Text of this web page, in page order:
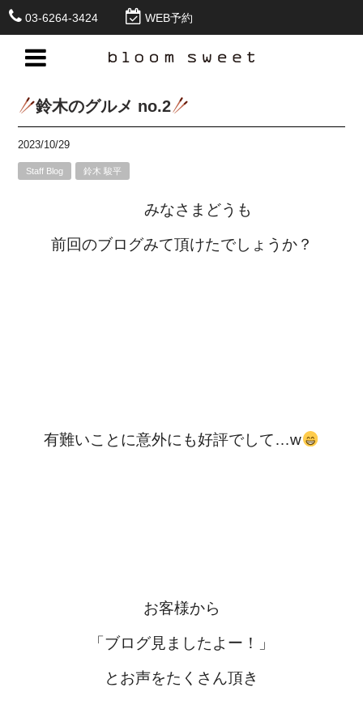
03-6264-3424 WEB予約
鈴木のグルメ no.2
2023/10/29
Staff Blog 鈴木 駿平
みなさまどうも
前回のブログみて頂けたでしょうか？
有難いことに意外にも好評でして…w
お客様から
「ブログ見ましたよー！」
とお声をたくさん頂き